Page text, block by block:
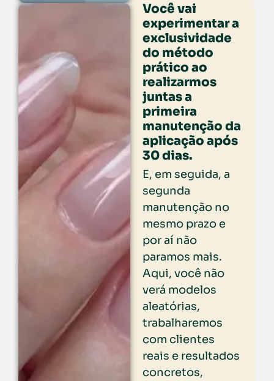
Você vai
experimentar a
exclusividade
do método
prático ao
realizarmos
juntas a
primeira
manutenção da
aplicação após
30 dias.
E, em seguida, a
segunda
manutenção no
mesmo prazo e
por aí não
paramos mais.
Aqui, você não
verá modelos
aleatórias,
trabalharemos
com clientes
reais e resultados
concretos,